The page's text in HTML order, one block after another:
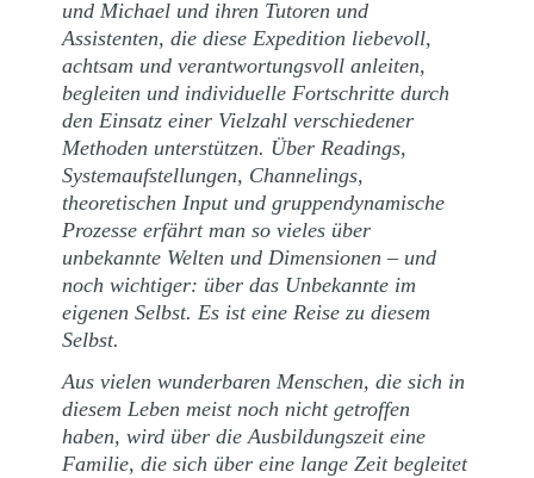
und Michael und ihren Tutoren und
Assistenten, die diese Expedition liebevoll,
achtsam und verantwortungsvoll anleiten,
begleiten und individuelle Fortschritte durch
den Einsatz einer Vielzahl verschiedener
Methoden unterstützen. Über Readings,
Systemaufstellungen, Channelings,
theoretischen Input und gruppendynamische
Prozesse erfährt man so vieles über
unbekannte Welten und Dimensionen – und
noch wichtiger: über das Unbekannte im
eigenen Selbst. Es ist eine Reise zu diesem
Selbst.
Aus vielen wunderbaren Menschen, die sich in
diesem Leben meist noch nicht getroffen
haben, wird über die Ausbildungszeit eine
Familie, die sich über eine lange Zeit begleitet